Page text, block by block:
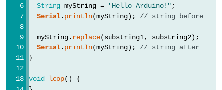
long
short
size_t
string
String()
String myString = "Hello Arduino!" ;
Serial. println(myString); // string before
  myString.
replace(substring1, substring2);
Serial. println(myString); // string after
}
void loop() {